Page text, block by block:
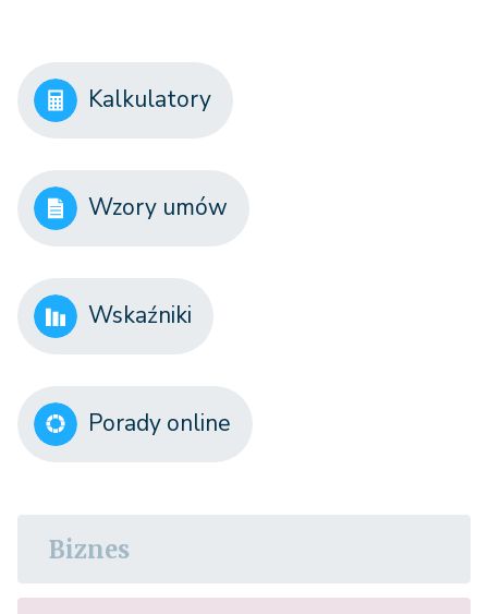
Kalkulatory
Wzory umów
Wskaźniki
Porady online
Biznes